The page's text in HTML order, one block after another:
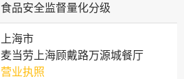
食品安全监督量化分级
上海市
麦当劳上海顾戴路万源城餐厅
营业执照